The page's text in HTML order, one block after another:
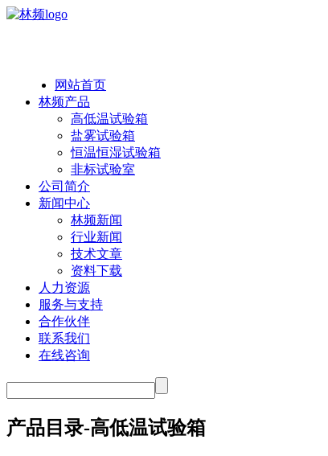
网站首页
林频产品
高低温试验箱
盐雾试验箱
恒温恒湿试验箱
非标试验室
公司简介
新闻中心
林频新闻
行业新闻
技术文章
资料下载
人力资源
服务与支持
合作伙伴
联系我们
在线咨询
产品目录-高低温试验箱